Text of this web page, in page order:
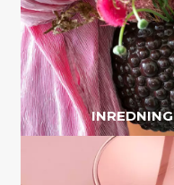
INREDNING